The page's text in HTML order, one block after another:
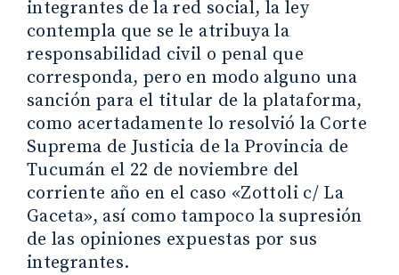
integrantes de la red social, la ley
contempla que se le atribuya la
responsabilidad civil o penal que
corresponda, pero en modo alguno una
sanción para el titular de la plataforma,
como acertadamente lo resolvió la Corte
Suprema de Justicia de la Provincia de
Tucumán el 22 de noviembre del
corriente año en el caso «Zottoli c/ La
Gaceta», así como tampoco la supresión
de las opiniones expuestas por sus
integrantes.